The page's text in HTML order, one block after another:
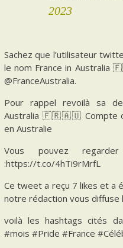
2023
Sachez que l’utilisateur
le nom France in
@FranceAustralia.
Pour rappel revoilà sa
Australia 🇫🇷🇦🇺 Compte
en Australie
Vous pouvez
:https://t.co/4hTi9rMrfL
Ce tweet a reçu 7 likes et a
notre rédaction vous diffuse
voilà les hashtags cités
#mois #Pride #France